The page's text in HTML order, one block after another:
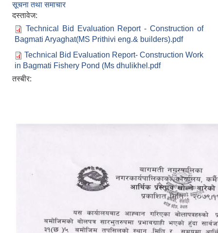
सूचना तथा समाचार
दस्तावेज:
Technical Bid Evaluation Report - Construction of
Bagmati Aryaghat(MS Prithivi eng.& builders).pdf
Technical Bid Evaluation Report- Construction Work
in Bagmati Fishery Pond (Ms dhulikhel.pdf
तस्बीर: